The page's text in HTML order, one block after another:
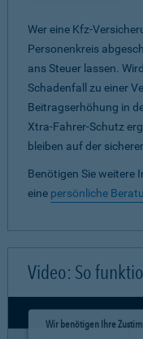
Wer eine Kfz-
Personenkreis
ans Steuer lassen.
Schadenfall zu einer
Beitragserhöhung in
Xtra-Fahrer-Schutz
bleiben auf der
Benötigen Sie weitere
eine persönliche
Video: So
Wir benötigen Ihre